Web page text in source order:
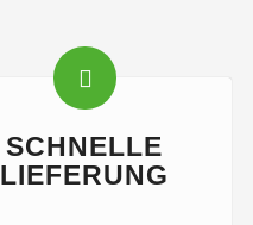
SCHNELLE
LIEFERUNG